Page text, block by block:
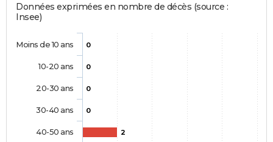
Données exprimées en nombre de décès (source :
Insee)
0
0
0
0
2
Moins de 10 ans
10-20 ans
20-30 ans
30-40 ans
40-50 ans